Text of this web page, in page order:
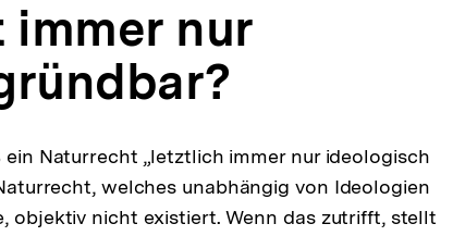
immer nur
Naturrecht „letztlich immer nur ideologisch
welches unabhängig von Ideologien
objektiv nicht existiert. Wenn das zutrifft, stellt